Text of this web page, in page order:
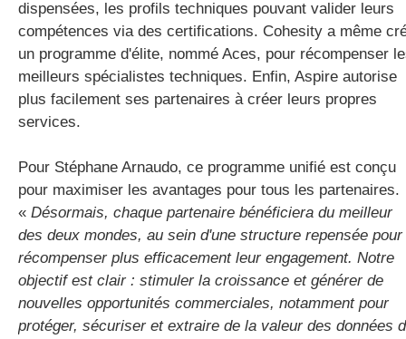
dispensées, les profils techniques pouvant valider leurs
compétences via des certifications. Cohesity a même
un programme d'élite, nommé Aces, pour récompenser
meilleurs spécialistes techniques. Enfin, Aspire autorise
plus facilement ses partenaires à créer leurs propres
services.
Pour Stéphane Arnaudo, ce programme unifié est conçu
pour maximiser les avantages pour tous les partenaires.
« Désormais, chaque partenaire bénéficiera du meilleur
des deux mondes, au sein d'une structure repensée pour
récompenser plus efficacement leur engagement. Notre
objectif est clair : stimuler la croissance et générer de
nouvelles opportunités commerciales, notamment pour
protéger, sécuriser et extraire de la valeur des données